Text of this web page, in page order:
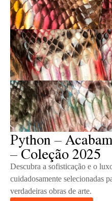
Python –
– Coleção 2025
Descubra a sofisticação e o
cuidadosamente selecionadas
verdadeiras obras de arte.